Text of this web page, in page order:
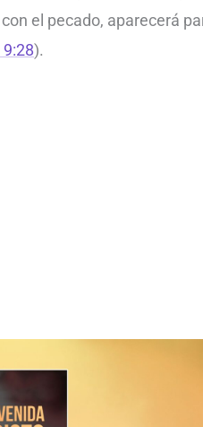
el pecado, aparecerá
).